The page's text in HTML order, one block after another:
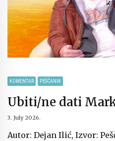
KOMENTAR PEŠČANIK
Ubiti/ne dati
3. July 2026.
Autor: Dejan Ilić, Izvor: